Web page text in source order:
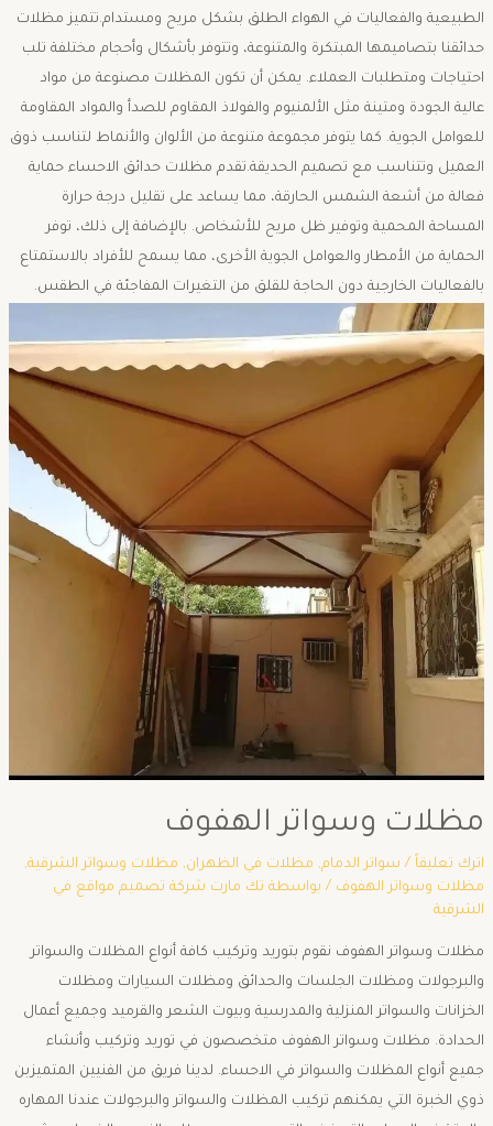
الطبيعية والفعاليات في الهواء الطلق بشكل مريح ومستدام.تتميز مظلات
حدائقنا بتصاميمها المبتكرة والمتنوعة، وتتوفر بأشكال وأحجام مختلفة تلب
احتياجات ومتطلبات العملاء. يمكن أن تكون المظلات مصنوعة من مواد
عالية الجودة ومتينة مثل الألمنيوم والفولاذ المقاوم للصدأ والمواد المقاومة
للعوامل الجوية. كما يتوفر مجموعة متنوعة من الألوان والأنماط لتناسب ذوق
العميل وتتناسب مع تصميم الحديقة.تقدم مظلات حدائق الاحساء حماية
فعالة من أشعة الشمس الحارقة، مما يساعد على تقليل درجة حرارة
المساحة المحمية وتوفير ظل مريح للأشخاص. بالإضافة إلى ذلك، توفر
الحماية من الأمطار والعوامل الجوية الأخرى، مما يسمح للأفراد بالاستمتاع
بالفعاليات الخارجية دون الحاجة للقلق من التغيرات المفاجئة في الطقس.
مظلات وسواتر الهفوف
اترك تعليقاً / سواتر الدمام, مظلات في الظهران, مظلات وسواتر الشرقية,
مظلات وسواتر الهفوف / بواسطة تك مارت شركة تصميم مواقع في
الشرقية
مظلات وسواتر الهفوف نقوم بتوريد وتركيب كافة أنواع المظلات والسواتر
والبرجولات ومظلات الجلسات والحدائق ومظلات السيارات ومظلات
الخزانات والسواتر المنزلية والمدرسية وبيوت الشعر والقرميد وجميع أعمال
الحدادة. مظلات وسواتر الهفوف متخصصون في توريد وتركيب وأنشاء
جميع أنواع المظلات والسواتر في الاحساء. لدينا فريق من الفنيين المتميزبن
ذوي الخبرة التي يمكنهم تركيب المظلات والسواتر والبرجولات عندنا المهاره